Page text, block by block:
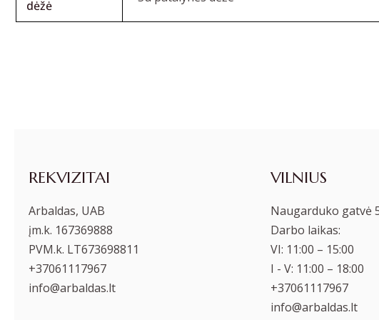
dėžė
REKVIZITAI
Arbaldas, UAB
įm.k. 167369888
PVM.k. LT673698811
+37061117967
info@arbaldas.lt
VILNIUS
Naugarduko gatvė
Darbo laikas:
VI: 11:00 – 15:00
I - V: 11:00 – 18:00
+37061117967
info@arbaldas.lt